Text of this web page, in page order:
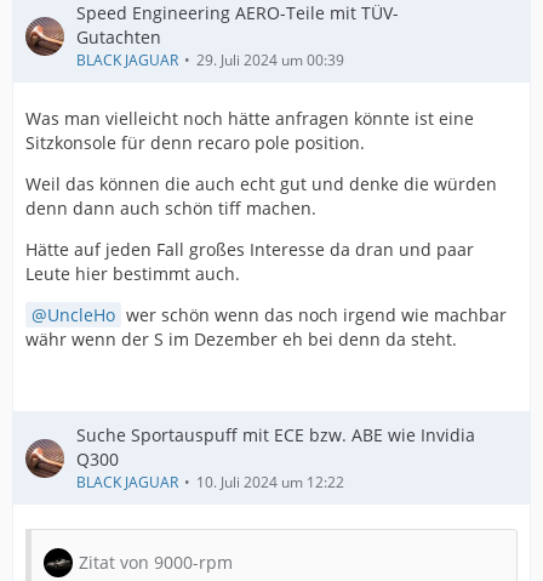
Speed Engineering AERO-Teile mit TÜV-
Gutachten
BLACK JAGUAR 29. Juli 2024 um 00:39
Was man vielleicht noch hätte anfragen könnte ist eine
Sitzkonsole für denn recaro pole position.
Weil das können die auch echt gut und denke die würden
denn dann auch schön tiff machen.
Hätte auf jeden Fall großes Interesse da dran und paar
Leute hier bestimmt auch.
UncleHo wer schön wenn das noch irgend wie machbar
währ wenn der S im Dezember eh bei denn da steht.
Suche Sportauspuff mit ECE bzw. ABE wie Invidia
Q300
BLACK JAGUAR 10. Juli 2024 um 12:22
Zitat von 9000-rpm